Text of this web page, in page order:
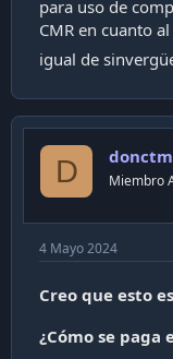
para uso de
CMR en cuanto
igual de
D donctm
Miembro
4 Mayo 2024
Creo que esto
¿Cómo se